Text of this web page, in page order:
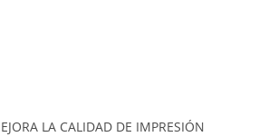
LA CALIDAD DE IMPRESIÓN